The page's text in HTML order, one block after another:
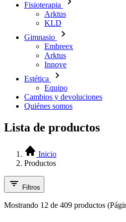
Fisioterapia
Arktus
KLD
Gimnasio
Embreex
Arktus
Innove
Estética
Equipo
Cambios y devoluciones
Quiénes somos
Lista de productos
Inicio
Productos
Filtros
Mostrando 12 de 409 productos